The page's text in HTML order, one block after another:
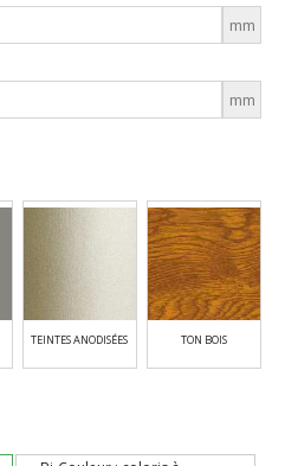
mm
mm
TEINTES ANODISÉES TON BOIS